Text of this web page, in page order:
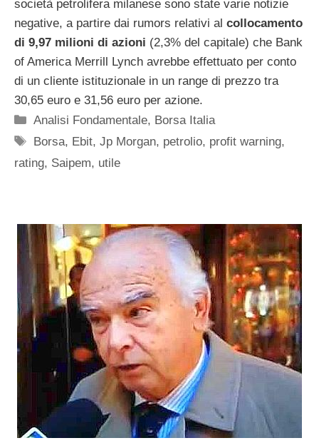
società petrolifera milanese sono state varie notizie
negative, a partire dai rumors relativi al collocamento
di 9,97 milioni di azioni (2,3% del capitale) che Bank
of America Merrill Lynch avrebbe effettuato per conto
di un cliente istituzionale in un range di prezzo tra
30,65 euro e 31,56 euro per azione.
Categorie
Analisi Fondamentale, Borsa Italia
Tag
Borsa, Ebit,Jp Morgan, petrolio, profit warning,
rating, Saipem, utile